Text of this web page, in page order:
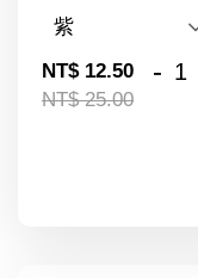
NT$ 12.50
NT$ 25.00
-